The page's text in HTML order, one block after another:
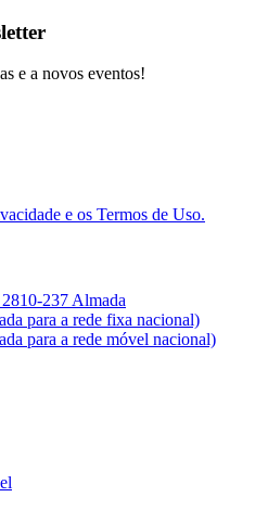
e a novos eventos!
e os Termos de Uso.
237 Almada
para a rede fixa nacional)
para a rede móvel nacional)